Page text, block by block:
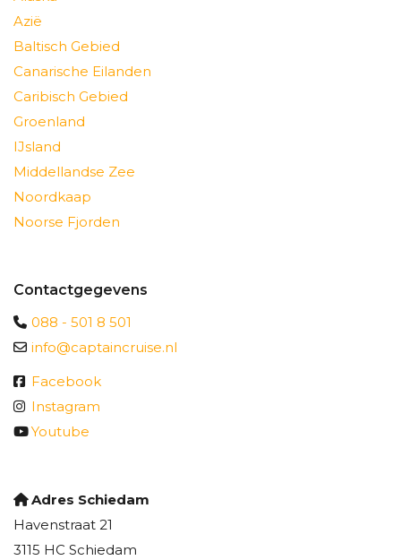
Azië
Baltisch Gebied
Canarische Eilanden
Caribisch Gebied
Groenland
IJsland
Middellandse Zee
Noordkaap
Noorse Fjorden
Contactgegevens
088 - 501 8 501
info@captaincruise.nl
Facebook
Instagram
Youtube
Adres Schiedam
Havenstraat 21
3115 HC Schiedam